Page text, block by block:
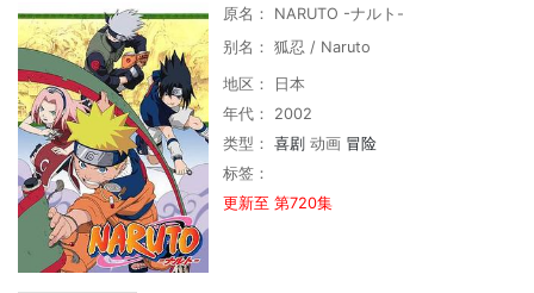
原名： NARUTO -ナルト-
别名： 狐忍 / Naruto
地区： 日本
年代： 2002
类型：喜剧 动画 冒险
标签：
更新至 第720集